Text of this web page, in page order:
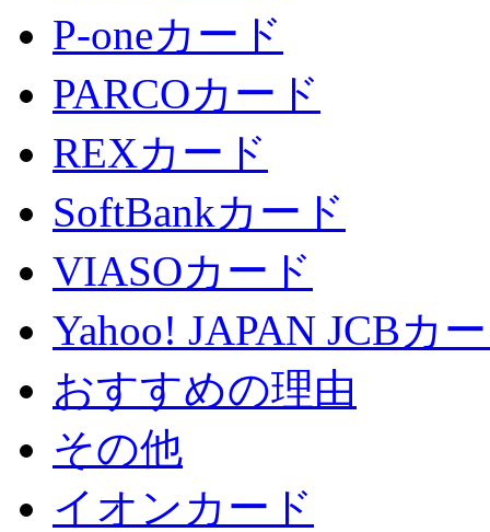
P-oneカード
PARCOカード
REXカード
SoftBankカード
VIASOカード
Yahoo! JAPAN JCBカ
おすすめの理由
その他
イオンカード